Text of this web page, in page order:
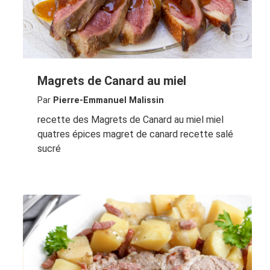
Magrets de Canard au miel
Par Pierre-Emmanuel Malissin
recette des Magrets de Canard au miel miel
quatres épices magret de canard recette salé
sucré